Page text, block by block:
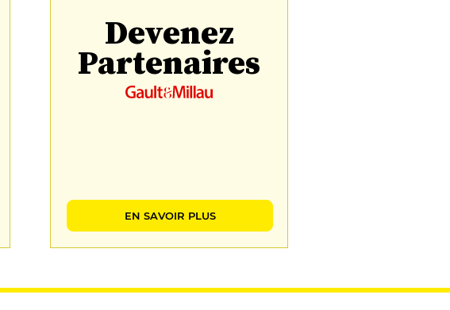
Devenez
Partenaires
EN SAVOIR PLUS